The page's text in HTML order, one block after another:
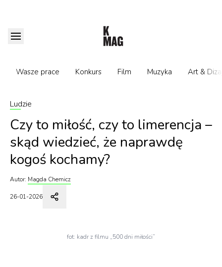
Wasze prace Konkurs Film Muzyka Art &
Ludzie
Czy to miłość, czy to limerencja –
skąd wiedzieć, że naprawdę
kogoś kochamy?
Autor: Magda Chemicz
26-01-2026
fot: kadr z filmu „500 dni miłości”